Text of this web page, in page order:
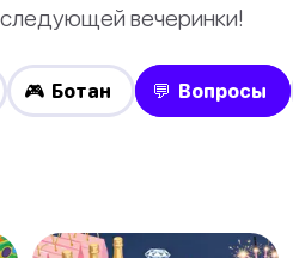
вечеринки!
🎮 Ботан 💬 Вопросы